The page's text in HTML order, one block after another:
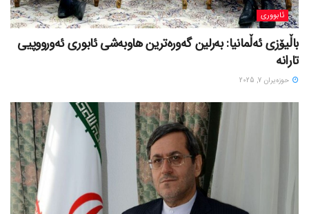
ئابووری
باڵیۆزی ئەڵمانیا: بەرلین گەورەترین هاوبەشی ئابوری ئەورووپیی
تارانە
حوزه‌یران 7, 2025